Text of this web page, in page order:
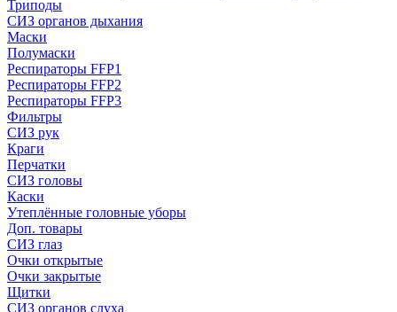
Триподы
СИЗ органов дыхания
Маски
Полумаски
Респираторы FFP1
Респираторы FFP2
Респираторы FFP3
Фильтры
СИЗ рук
Краги
Перчатки
СИЗ головы
Каски
Утеплённые головные уборы
Доп. товары
СИЗ глаз
Очки открытые
Очки закрытые
Щитки
СИЗ органов слуха